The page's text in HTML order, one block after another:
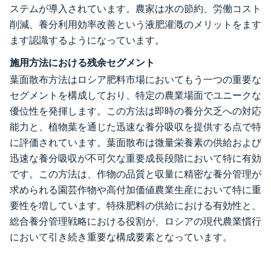
ステムが導入されています。農家は水の節約、労働コスト
削減、養分利用効率改善という液肥灌漑のメリットをます
ます認識するようになっています。
施用方法における残余セグメント
葉面散布方法はロシア肥料市場においてもう一つの重要な
セグメントを構成しており、特定の農業場面でユニークな
優位性を発揮します。この方法は即時の養分欠乏への対応
能力と、植物葉を通じた迅速な養分吸収を提供する点で特
に評価されています。葉面散布は微量栄養素の供給および
迅速な養分吸収が不可欠な重要成長段階において特に有効
です。この方法は、作物の品質と収量に精密な養分管理が
求められる園芸作物や高付加価値農業生産において特に重
要性を増しています。特殊肥料の供給における有効性と、
総合養分管理戦略における役割が、ロシアの現代農業慣行
において引き続き重要な構成要素となっています。